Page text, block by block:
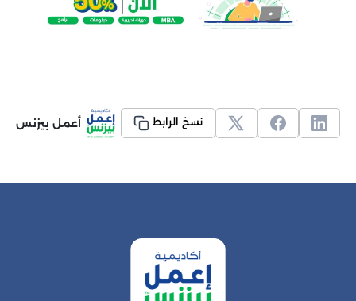
نسخ الرابط أعمل بيزنس